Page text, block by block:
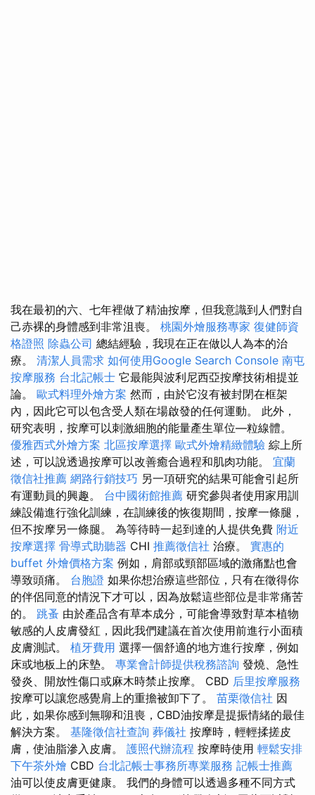
我在最初的六、七年裡做了精油按摩，但我意識到人們對自
己赤裸的身體感到非常沮喪。 桃園外燴服務專家 復健師資
格證照 除蟲公司 總結經驗，我現在正在做以人為本的治
療。 清潔人員需求 如何使用Google Search Console 南屯
按摩服務 台北記帳士 它最能與波利尼西亞按摩技術相提並
論。 歐式料理外燴方案 然而，由於它沒有被封閉在框架
內，因此它可以包含受人類在場啟發的任何運動。 此外，
研究表明，按摩可以刺激細胞的能量產生單位—粒線體。
優雅西式外燴方案 北區按摩選擇 歐式外燴精緻體驗 綜上所
述，可以說透過按摩可以改善癒合過程和肌肉功能。 宜蘭
徵信社推薦 網路行銷技巧 另一項研究的結果可能會引起所
有運動員的興趣。 台中國術館推薦 研究參與者使用家用訓
練設備進行強化訓練，在訓練後的恢復期間，按摩一條腿，
但不按摩另一條腿。 為等待時一起到達的人提供免費 附近
按摩選擇 骨導式助聽器 CHI 推薦徵信社 治療。 實惠的
buffet 外燴價格方案 例如，肩部或頸部區域的激痛點也會
導致頭痛。 台胞證 如果你想治療這些部位，只有在徵得你
的伴侶同意的情況下才可以，因為放鬆這些部位是非常痛苦
的。 跳蚤 由於產品含有草本成分，可能會導致對草本植物
敏感的人皮膚發紅，因此我們建議在首次使用前進行小面積
皮膚測試。 植牙費用 選擇一個舒適的地方進行按摩，例如
床或地板上的床墊。 專業會計師提供稅務諮詢 發燒、急性
發炎、開放性傷口或麻木時禁止按摩。 CBD 后里按摩服務
按摩可以讓您感覺肩上的重擔被卸下了。 苗栗徵信社 因
此，如果你感到無聊和沮喪，CBD油按摩是提振情緒的最佳
解決方案。 基隆徵信社查詢 葬儀社 按摩時，輕輕揉搓皮
膚，使油脂滲入皮膚。 護照代辦流程 按摩時使用 輕鬆安排
下午茶外燴 CBD 台北記帳士事務所專業服務 記帳士推薦
油可以使皮膚更健康。 我們的身體可以透過多種不同方式